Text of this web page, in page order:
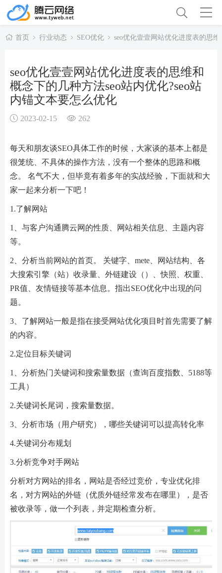
首页 行业动态 SEO优化 seo优化壹壹网站优化进度表的思
seo优化壹壹网站优化进度表的思维和
概念下的几种方法seo站内优化?seo站
内锚文本要怎么优化
2023-02-15 262
每天和朋友谈SEO具体工作的时候，大家谈的基本上都是
很笼统、不具体的操作方法，没有一个整体的思路和概
念。 名气不大，但毕竟有着多年的实战经验，下面就和大
家一起来分析一下吧！
1.了解网站
1、与客户沟通腾云网的性质、网站相关信息、主题内容
等。
2、分析当前网站的首页。 关键字、mete、网站结构、各
大搜索引擎（站）收录量、外链建设（）、快照、权重、
PR值、友情链接等基本信息。指出SEO优化中出现的问
题。
3、了解网站一般是指在接受网站优化项目时首先需要了解
的内容。
2.定位目标关键词
1、分析热门关键词和搜索量数据（查询百度指数、5188等
工具）
2.关键词长尾词，搜索量数据。
3、分析市场（用户研究），哪些关键词可以提高转化率
4.关键词分布规划
3.分析竞争对手网站
分析对方网站的排名，网站是否经过竞价，专业优化排
名，对方网站的外链（优质外链经常发布在哪里），是否
被收录等，做一个列表，并定期检查分析。